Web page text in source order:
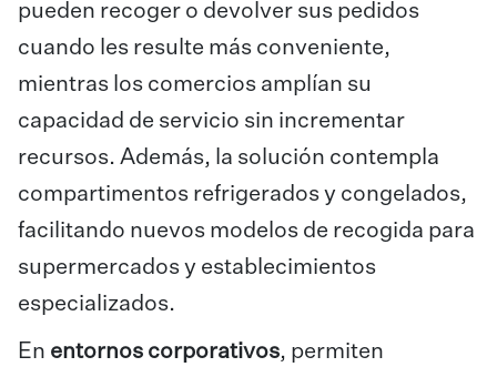
pueden recoger o devolver sus pedidos
cuando les resulte más conveniente,
mientras los comercios amplían su
capacidad de servicio sin incrementar
recursos. Además, la solución contempla
compartimentos refrigerados y congelados,
facilitando nuevos modelos de recogida para
supermercados y establecimientos
especializados.
En entornos corporativos, permiten